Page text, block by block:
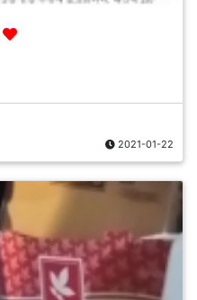
2021-01-22